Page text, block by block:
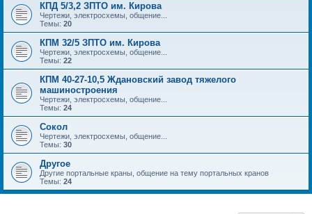
КПД 5/3,2 ЗПТО им. Кирова
Чертежи, электросхемы, общение...
Темы: 20
КПМ 32/5 ЗПТО им. Кирова
Чертежи, электросхемы, общение...
Темы: 22
КПМ 40-27-10,5 Ждановский завод тяжелого
машиностроения
Чертежи, электросхемы, общение...
Темы: 24
Сокол
Чертежи, электросхемы, общение...
Темы: 30
Другое
Другие портальные краны, общение на тему портальных кранов
Темы: 24